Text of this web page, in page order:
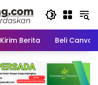
Kirim Berita Beli